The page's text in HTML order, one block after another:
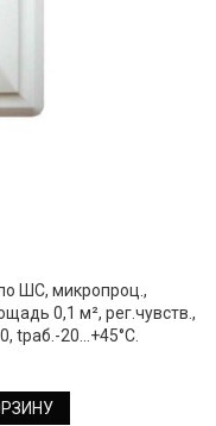
ШС, микропроц.,
0,1 м², рег.чувств.,
tраб.-20...+45°С.